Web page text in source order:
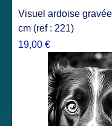
Visuel ardoise
cm (ref : 221)
Prix
19,00 €